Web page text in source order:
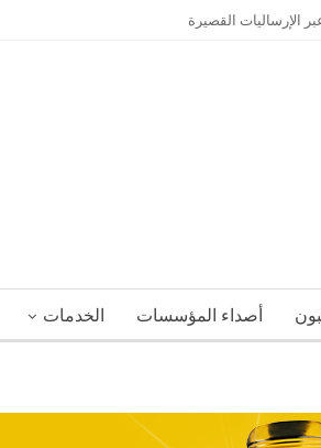
الإرساليات القصيرة
أصداء المؤسسات الخدمات